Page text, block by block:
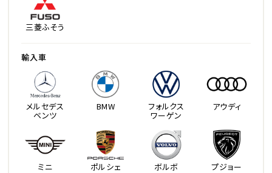
三菱ふそう
輸入車
メルセデス
ベンツ
BMW フォルクス
ワーゲン
アウディ
ミニ ポルシェ ボルボ プジョー